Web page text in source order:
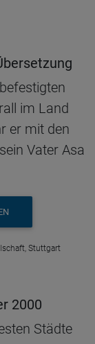
im Land
er mit den
Vater Asa
Stuttgart
2000
Städte